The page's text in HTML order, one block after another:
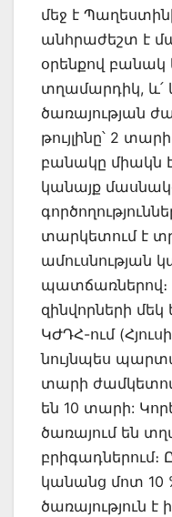
մեջ է
անհրաժեշտ է
օրենքով բանակ
տղամարդիկ, և՛
ծառայության
թույլինը՝ 2
բանակը միակն
կանայք
տարկետում է
ամուսնության
պատճառներով։
զինվորների մեկ
ԿԺԴՀ-ում
նույնպես
տարի
են 10 տարի:
ծառայում են
կանանց մոտ 10
ծառայություն է